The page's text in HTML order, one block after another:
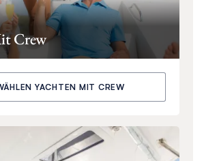
Crew
YACHTEN MIT CREW